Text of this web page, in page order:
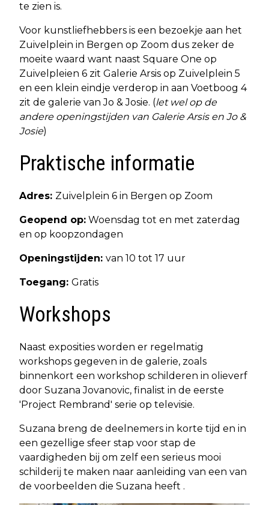
te zien is.
Voor kunstliefhebbers is een bezoekje aan het
Zuivelplein in Bergen op Zoom dus zeker de
moeite waard want naast Square One op
Zuivelpleien 6 zit Galerie Arsis op Zuivelplein 5
en een klein eindje verderop in aan Voetboog 4
zit de galerie van Jo & Josie. (let wel op de
andere openingstijden van Galerie Arsis en Jo &
Josie)
Praktische informatie
Adres: Zuivelplein 6 in Bergen op Zoom
Geopend op: Woensdag tot en met zaterdag
en op koopzondagen
Openingstijden: van 10 tot 17 uur
Toegang: Gratis
Workshops
Naast exposities worden er regelmatig
workshops gegeven in de galerie, zoals
binnenkort een workshop schilderen in olieverf
door Suzana Jovanovic, finalist in de eerste
'Project Rembrand' serie op televisie.
Suzana breng de deelnemers in korte tijd en in
een gezellige sfeer stap voor stap de
vaardigheden bij om zelf een serieus mooi
schilderij te maken naar aanleiding van een van
de voorbeelden die Suzana heeft .